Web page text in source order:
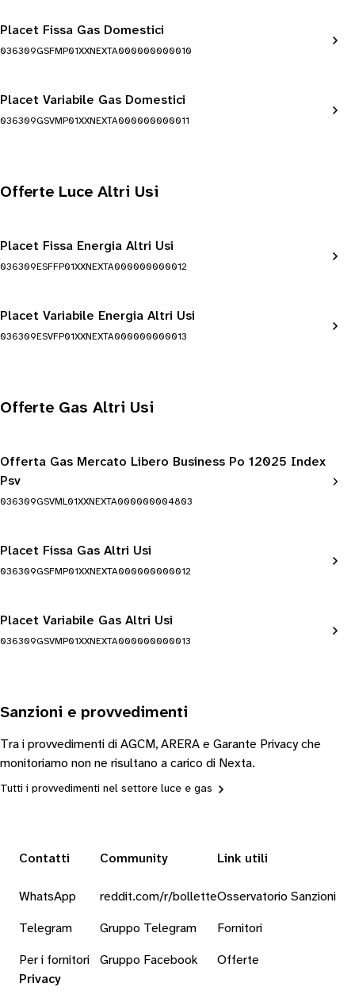
Placet Fissa Gas Domestici
036309GSFMP01XXNEXTA000000000010
Placet Variabile Gas Domestici
036309GSVMP01XXNEXTA000000000011
Offerte Luce Altri Usi
Placet Fissa Energia Altri Usi
036309ESFFP01XXNEXTA000000000012
Placet Variabile Energia Altri Usi
036309ESVFP01XXNEXTA000000000013
Offerte Gas Altri Usi
Offerta Gas Mercato Libero Business Po 12025 Index
Psv
036309GSVML01XXNEXTA000000004803
Placet Fissa Gas Altri Usi
036309GSFMP01XXNEXTA000000000012
Placet Variabile Gas Altri Usi
036309GSVMP01XXNEXTA000000000013
Sanzioni e provvedimenti
Tra i provvedimenti di AGCM, ARERA e Garante Privacy che
monitoriamo non ne risultano a carico di Nexta.
Tutti i provvedimenti nel settore luce e gas
Contatti
WhatsApp
Telegram
Per i fornitori
Community
reddit.com/r/bollette
Gruppo Telegram
Gruppo Facebook
Link utili
Osservatorio Sanzioni
Fornitori
Offerte
Privacy